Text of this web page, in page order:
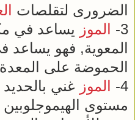
الضرورى لتقلصات
3-
الموز يساعد في
المعوية, فهو يساعد
الحموضة على
4-
الموز غني
مستوى